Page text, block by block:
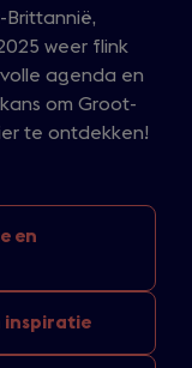
weer flink
agenda en
om Groot-
te ontdekken!
en
inspiratie